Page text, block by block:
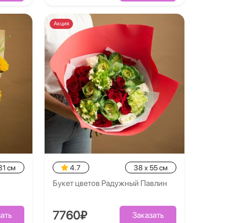
см
Акция
4.7 38 x 55 см
Букет цветов Радужный Павлин
7760₽ Заказать